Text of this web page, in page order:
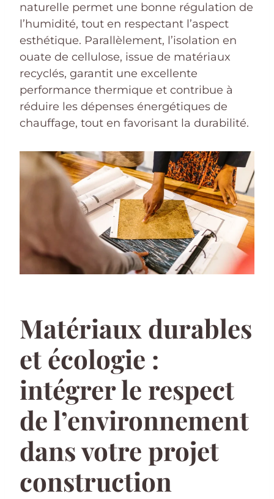
naturelle permet une bonne régulation de
l’humidité, tout en respectant l’aspect
esthétique. Parallèlement, l’isolation en
ouate de cellulose, issue de matériaux
recyclés, garantit une excellente
performance thermique et contribue à
réduire les dépenses énergétiques de
chauffage, tout en favorisant la durabilité.
Matériaux durables
et écologie :
intégrer le respect
de l’environnement
dans votre projet
construction